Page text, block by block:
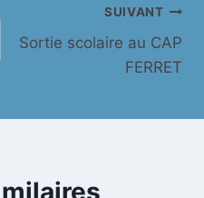
SUIVANT
Sortie scolaire au CAP
FERRET